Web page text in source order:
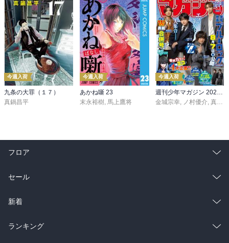
今週入荷
九条の大罪（１７）
真鍋昌平
今週入荷
あかね噺 23
末永裕樹, 馬上鷹将
今週入荷
週刊少年マガジン 2026年36・37号[2026年8月5日発売]
金城宗幸, ノ村優介, 真島ヒロ
フロア
総合
ラノベ
雑誌・グラビア
セール
総合
ラノベ
新着
総合
ランキング